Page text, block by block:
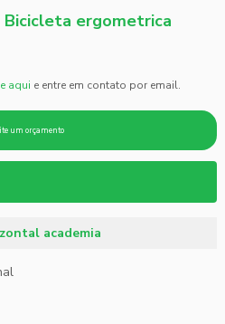
Bicicleta ergometrica
aqui e entre em contato por email.
um orçamento
academia